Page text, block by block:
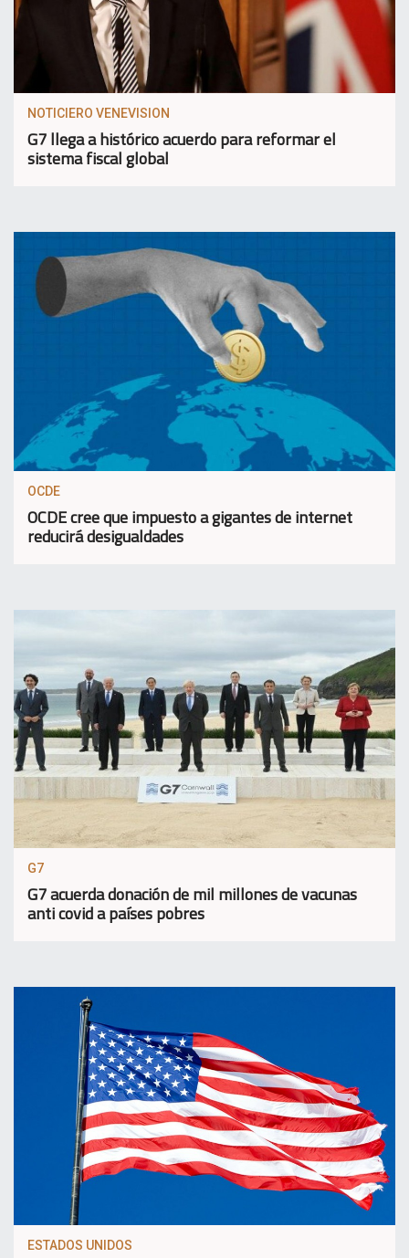
NOTICIERO VENEVISION
G7 llega a histórico acuerdo para reformar el
sistema fiscal global
OCDE
OCDE cree que impuesto a gigantes de internet
reducirá desigualdades
G7
G7 acuerda donación de mil millones de vacunas
anti covid a países pobres
ESTADOS UNIDOS